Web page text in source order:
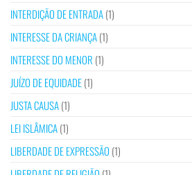
INTERDIÇÃO DE ENTRADA(1)
INTERESSE DA CRIANÇA(1)
INTERESSE DO MENOR (1)
JUÍZO DE EQUIDADE(1)
JUSTA CAUSA(1)
LEI ISLÂMICA(1)
LIBERDADE DE EXPRESSÃO (1)